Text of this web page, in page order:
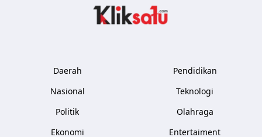
Daerah
Nasional
Politik
Ekonomi
Pendidikan
Teknologi
Olahraga
Entertaiment